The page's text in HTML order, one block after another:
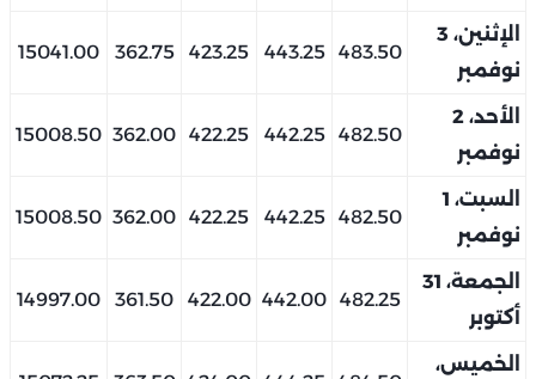
الإثنين، 3
نوفمبر
483.50
443.25
423.25
362.75
15041.00
الأحد، 2
نوفمبر
482.50
442.25
422.25
362.00
15008.50
السبت، 1
نوفمبر
482.50
442.25
422.25
362.00
15008.50
الجمعة، 31
أكتوبر
482.25
442.00
422.00
361.50
14997.00
الخميس،